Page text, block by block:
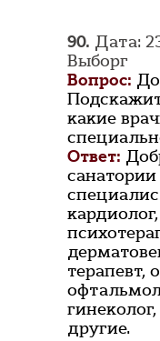
90. Дата:
Выборг
Вопрос:
какие
Ответ:
терапевт,
другие.